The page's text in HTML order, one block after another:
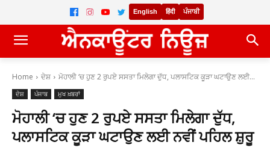
English हिंदी ਪੰਜਾਬੀ
Home ਦੇਸ਼ ਮੋਹਾਲੀ ‘ਚ ਹੁਣ 2 ਰੁਪਏ ਸਸਤਾ ਮਿਲੇਗਾ ਦੁੱਧ, ਪਲਾਸਟਿਕ ਕੂੜਾ ਘਟਾਉਣ ਲਈ...
ਦੇਸ਼ ਪੰਜਾਬ ਮੁਖ ਖ਼ਬਰਾਂ
ਮੋਹਾਲੀ ‘ਚ ਹੁਣ 2 ਰੁਪਏ ਸਸਤਾ ਮਿਲੇਗਾ ਦੁੱਧ,
ਪਲਾਸਟਿਕ ਕੂੜਾ ਘਟਾਉਣ ਲਈ ਨਵੀਂ ਪਹਿਲ ਸ਼ੁਰੂ